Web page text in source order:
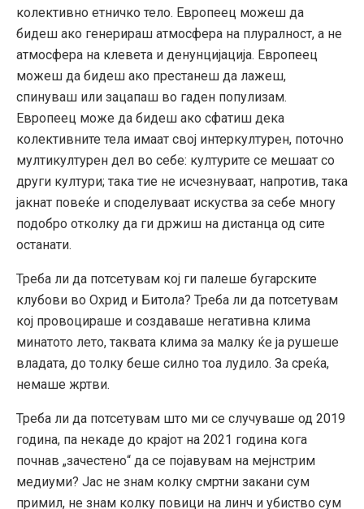
колективно етничко тело. Европеец можеш да
бидеш ако генерираш атмосфера на плуралност, а не
атмосфера на клевета и денунцијација. Европеец
можеш да бидеш ако престанеш да лажеш,
спинуваш или зацапаш во гаден популизам.
Европеец може да бидеш ако сфатиш дека
колективните тела имаат свој интеркултурен, поточно
мултикултурен дел во себе: културите се мешаат со
други култури; така тие не исчезнуваат, напротив, така
јакнат повеќе и споделуваат искуства за себе многу
подобро отколку да ги држиш на дистанца од сите
останати.
Треба ли да потсетувам кој ги палеше бугарските
клубови во Охрид и Битола? Треба ли да потсетувам
кој провоцираше и создаваше негативна клима
минатото лето, таквата клима за малку ќе ја рушеше
владата, до толку беше силно тоа лудило. За среќа,
немаше жртви.
Треба ли да потсетувам што ми се случуваше од 2019
година, па некаде до крајот на 2021 година кога
почнав „зачестено“ да се појавувам на мејнстрим
медиуми? Јас не знам колку смртни закани сум
примил, не знам колку повици на линч и убиство сум